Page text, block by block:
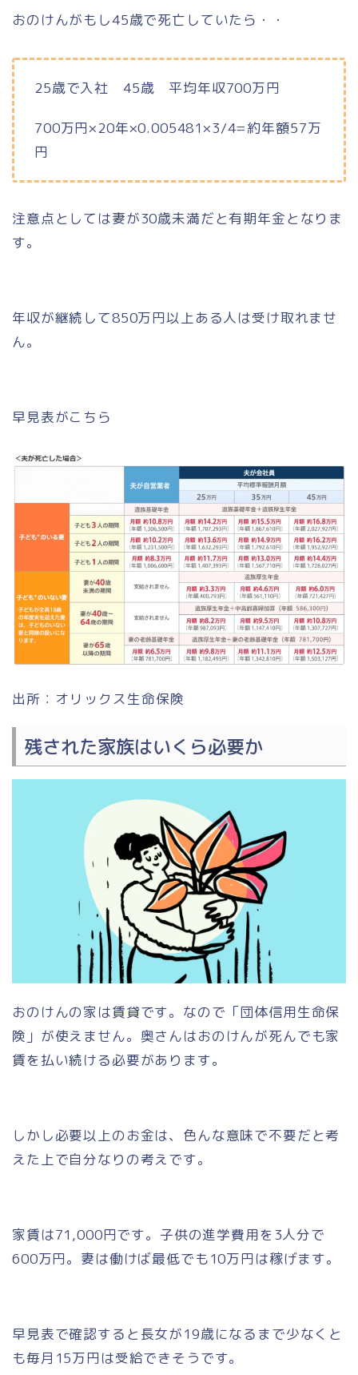
おのけんがもし45歳で死亡していたら・・
25歳で入社 45歳 平均年収700万円
700万円×20年×0.005481×3/4=約年額57万
円
注意点としては妻が30歳未満だと有期年金となりま
す。
年収が継続して850万円以上ある人は受け取れませ
ん。
早見表がこちら
出所：オリックス生命保険
残された家族はいくら必要か
おのけんの家は賃貸です。なので「団体信用生命保
険」が使えません。奥さんはおのけんが死んでも家
賃を払い続ける必要があります。
しかし必要以上のお金は、色んな意味で不要だと考
えた上で自分なりの考えです。
家賃は71,000円です。子供の進学費用を3人分で
600万円。妻は働けば最低でも10万円は稼げます。
早見表で確認すると長女が19歳になるまで少なくと
も毎月15万円は受給できそうです。